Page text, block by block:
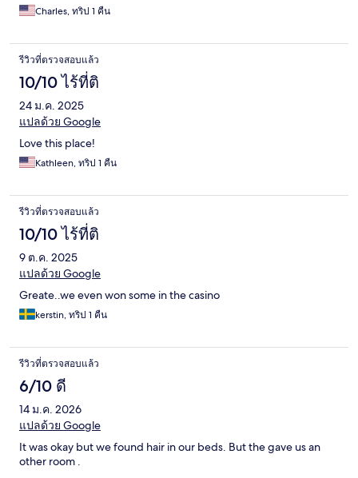
Charles, ทริป 1 คืน
รีวิวที่ตรวจสอบแล้ว
10/10 ไร้ที่ติ
24 ม.ค. 2025
แปลด้วย Google
Love this place!
Kathleen, ทริป 1 คืน
รีวิวที่ตรวจสอบแล้ว
10/10 ไร้ที่ติ
9 ต.ค. 2025
แปลด้วย Google
Greate..we even won some in the casino
kerstin, ทริป 1 คืน
รีวิวที่ตรวจสอบแล้ว
6/10 ดี
14 ม.ค. 2026
แปลด้วย Google
It was okay but we found hair in our beds. But the gave us an
other room .